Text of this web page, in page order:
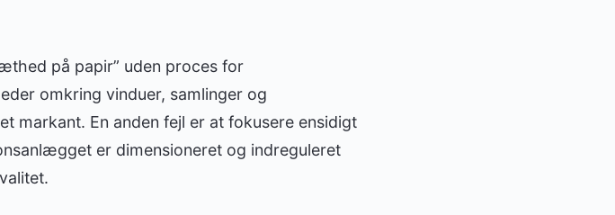
på papir” uden proces for
omkring vinduer, samlinger og
markant. En anden fejl er at fokusere ensidigt
er dimensioneret og indreguleret